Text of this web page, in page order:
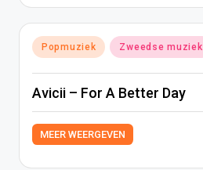
Geplaatst
in
Popmuziek Zweedse muziek
Avicii – For A Better Day
MEER WEERGEVEN